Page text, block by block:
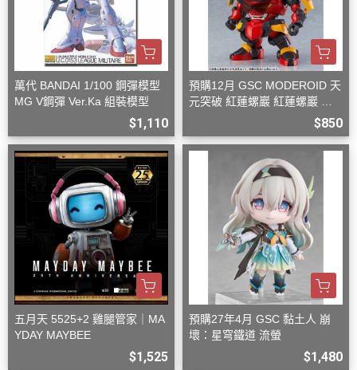
萬代 BANDAI 1/100 鋼彈模型
MG V鋼彈 Ver.Ka 組裝模型
$1,110
預購12月 GSC MODEROID 天
元突破 紅蓮螺巖 紅蓮螺巖 再
$850
五月天 5525+2 雞腿管家｜MA
YDAY MAYBEE
$1,525
預購27年4月 GSC 黏土人 崩
壞：星穹鐵道 流螢
$1,480